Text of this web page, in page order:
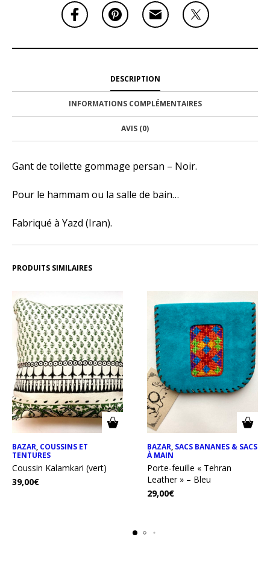
DESCRIPTION
INFORMATIONS COMPLÉMENTAIRES
AVIS (0)
Gant de toilette gommage persan – Noir.
Pour le hammam ou la salle de bain…
Fabriqué à Yazd (Iran).
PRODUITS SIMILAIRES
BAZAR, COUSSINS ET
TENTURES
Coussin Kalamkari (vert)
39,00€
BAZAR, SACS BANANES & SACS
À MAIN
Porte-feuille « Tehran
Leather » – Bleu
29,00€